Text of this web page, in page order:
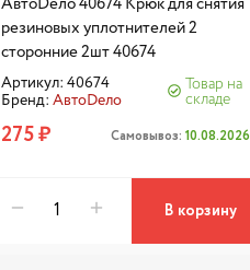
АвтоDело 40674 Крюк для снятия
резиновых уплотнителей 2
сторонние 2шт 40674
Артикул: 40674
Бренд:АвтоDело
Товар на
складе
275 ₽ Самовывоз: 10.08.2026
В корзину